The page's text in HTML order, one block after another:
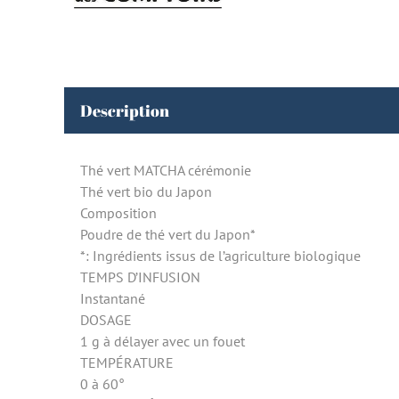
Description
Thé vert MATCHA cérémonie
Thé vert bio du Japon
Composition
Poudre de thé vert du Japon*
*: Ingrédients issus de l’agriculture biologique
TEMPS D’INFUSION
Instantané
DOSAGE
1 g à délayer avec un fouet
TEMPÉRATURE
0 à 60°